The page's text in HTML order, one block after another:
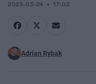
2023-03-24 17:02
Adrian Rybak